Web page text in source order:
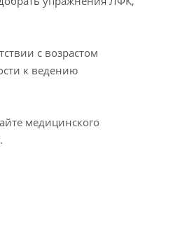
с возрастом
к ведению
медицинского